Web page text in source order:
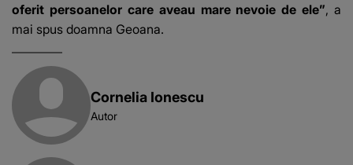
oferit persoanelor care aveau mare nevoie de ele”, a
mai spus doamna Geoana.
Cornelia Ionescu
Autor